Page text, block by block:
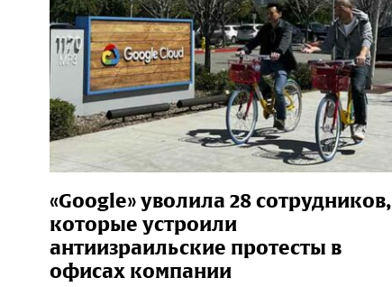
«Google» уволила 28 сотрудников,
которые устроили
антиизраильские протесты в
офисах компании